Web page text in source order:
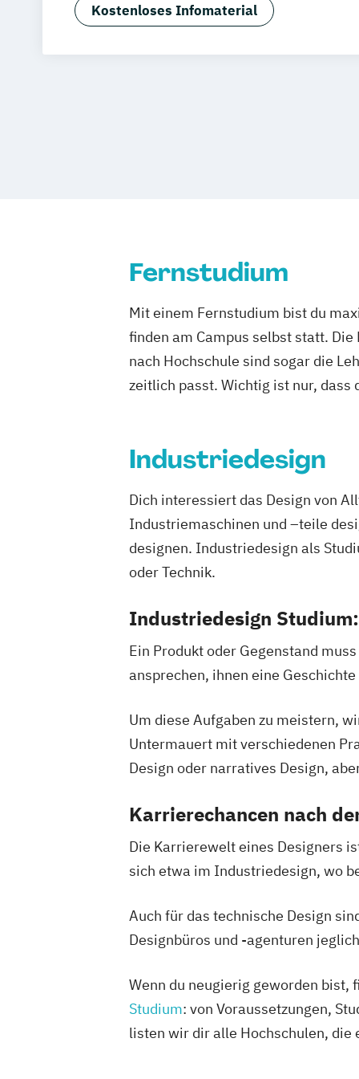
Friedrichshafen Klagenfurt
Trier Würzburg Chemnitz
Medieninformatik Medienmanagement
Kostenloses Infomaterial
Fernstudium
Mit einem Fernstudium bist du
finden am Campus selbst statt.
nach Hochschule sind sogar die
zeitlich passt. Wichtig ist nur, dass
Industriedesign
Dich interessiert das Design von
Industriemaschinen und –teile
designen. Industriedesign als
oder Technik.
Industriedesign
Ein Produkt oder Gegenstand
ansprechen, ihnen eine
Um diese Aufgaben zu meistern,
Untermauert mit verschiedenen
Design oder narratives Design,
Karrierechancen nach
Die Karrierewelt eines Designers
sich etwa im Industriedesign, wo
Auch für das technische Design
Designbüros und -agenturen
Wenn du neugierig geworden
Studium: von Voraussetzungen,
listen wir dir alle Hochschulen, die